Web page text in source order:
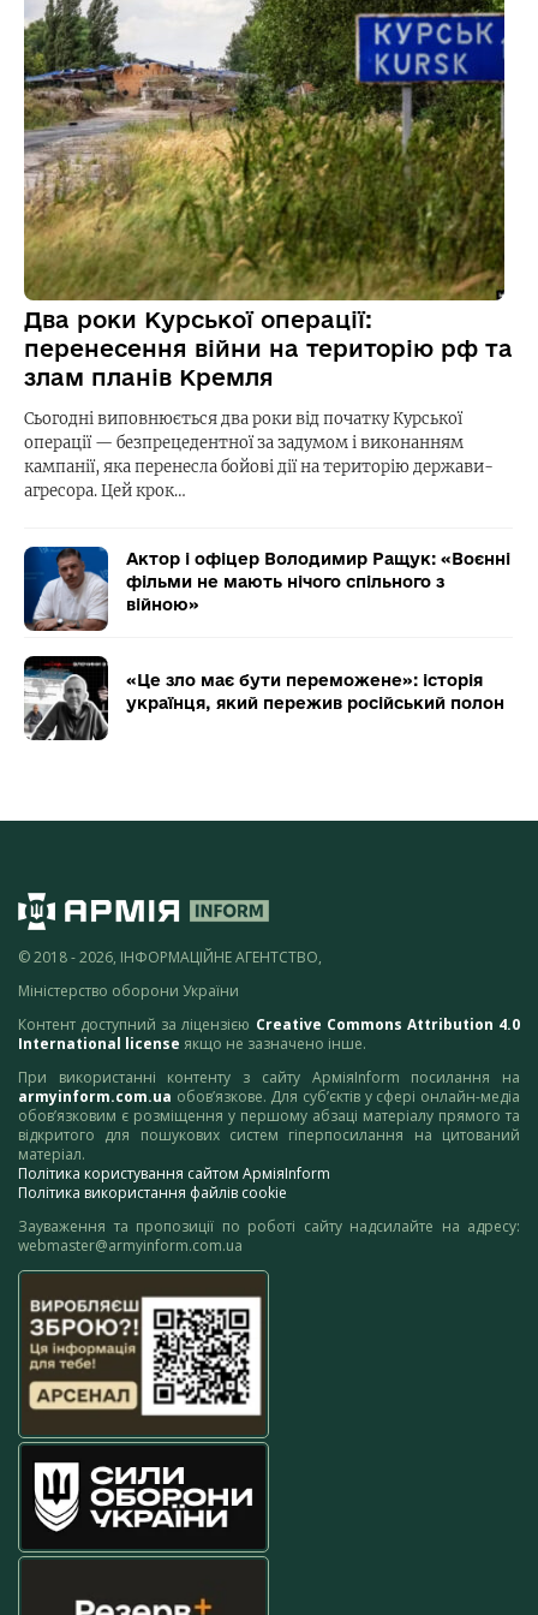
Два роки Курської операції:
перенесення війни на територію рф та
злам планів Кремля
Сьогодні виповнюється два роки від початку Курської
операції — безпрецедентної за задумом і виконанням
кампанії, яка перенесла бойові дії на територію держави-
агресора. Цей крок…
Актор і офіцер Володимир Ращук: «Воєнні
фільми не мають нічого спільного з
війною»
«Це зло має бути переможене»: історія
українця, який пережив російський полон
© 2018 - 2026, ІНФОРМАЦІЙНЕ АГЕНТСТВО,
Міністерство оборони України
Контент доступний за ліцензією Creative Commons Attribution 4.0
International license якщо не зазначено інше.
При використанні контенту з сайту АрміяInform посилання на
armyinform.com.ua обов’язкове. Для суб’єктів у сфері онлайн-медіа
обов’язковим є розміщення у першому абзаці матеріалу прямого та
відкритого для пошукових систем гіперпосилання на цитований
матеріал.
Політика користування сайтом АрміяInform
Політика використання файлів cookie
Зауваження та пропозиції по роботі сайту надсилайте на адресу:
webmaster@armyinform.com.ua